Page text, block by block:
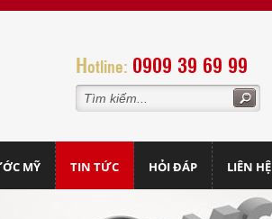
Hotline: 0909 39 69 99
MỸ TIN TỨC HỎI ĐÁP LIÊN HỆ